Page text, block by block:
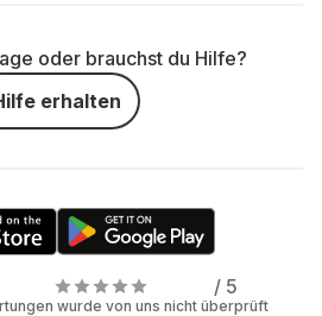
oder brauchst du Hilfe?
erhalten
/ 5
wurde von uns nicht überprüft